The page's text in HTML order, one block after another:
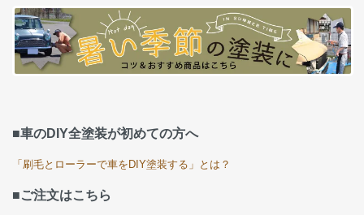
■車のDIY全塗装が初めての方へ
「刷毛とローラーで車をDIY塗装する」とは？
■ご注文はこちら